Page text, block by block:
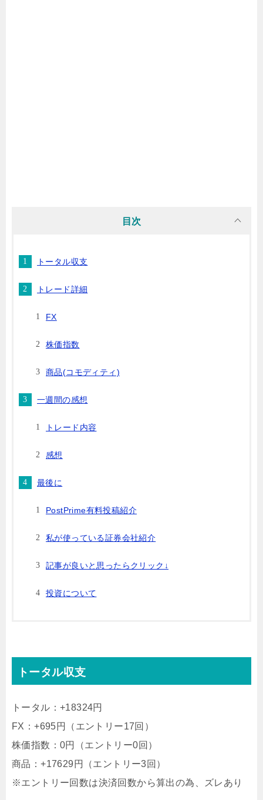
目次
トータル収支
トレード詳細
FX
株価指数
商品(コモディティ)
一週間の感想
トレード内容
感想
最後に
PostPrime有料投稿紹介
私が使っている証券会社紹介
記事が良いと思ったらクリック↓
投資について
トータル収支
トータル：+18324円
FX：+695円（エントリー17回）
株価指数：0円（エントリー0回）
商品：+17629円（エントリー3回）
※エントリー回数は決済回数から算出の為、ズレあり